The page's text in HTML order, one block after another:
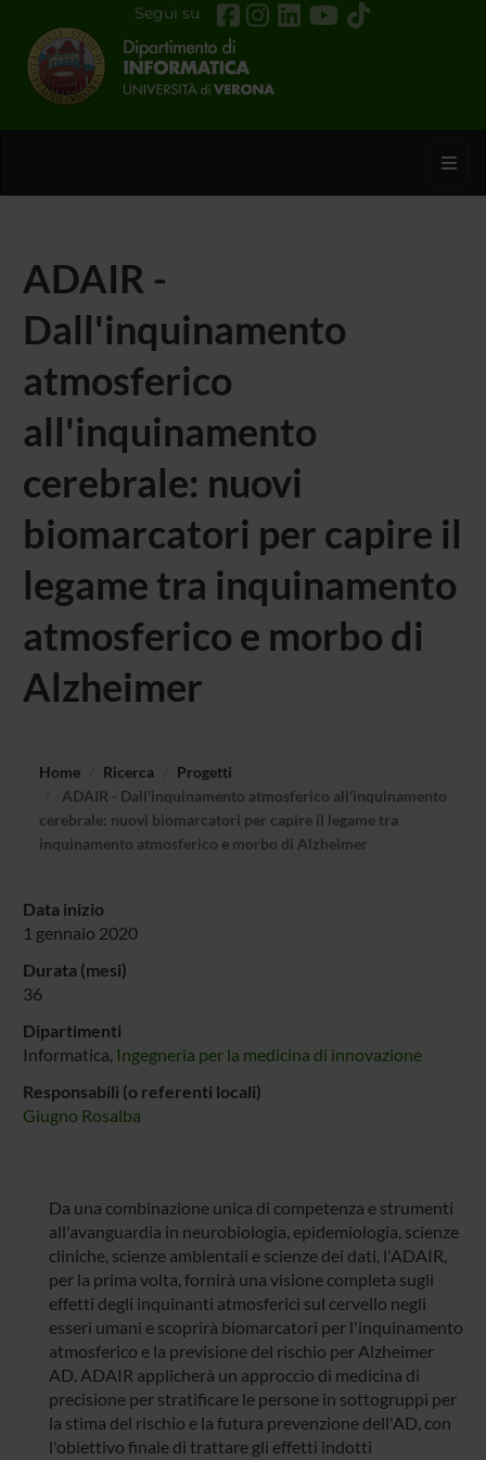
Segui su
ADAIR -
Dall'inquinamento
atmosferico
all'inquinamento
cerebrale: nuovi
biomarcatori per capire il
legame tra inquinamento
atmosferico e morbo di
Alzheimer
Home Ricerca
Progetti
ADAIR - Dall'inquinamento atmosferico all'inquinamento
cerebrale: nuovi biomarcatori per capire il legame tra
inquinamento atmosferico e morbo di Alzheimer
Data inizio
1 gennaio 2020
Durata (mesi)
36
Dipartimenti
Informatica, Ingegneria per la medicina di innovazione
Responsabili (o referenti locali)
Giugno Rosalba
Da una combinazione unica di competenza e strumenti
all'avanguardia in neurobiologia, epidemiologia, scienze
cliniche, scienze ambientali e scienze dei dati, l'ADAIR,
per la prima volta, fornirà una visione completa sugli
effetti degli inquinanti atmosferici sul cervello negli
esseri umani e scoprirà biomarcatori per l'inquinamento
atmosferico e la previsione del rischio per Alzheimer
AD. ADAIR applicherà un approccio di medicina di
precisione per stratificare le persone in sottogruppi per
la stima del rischio e la futura prevenzione dell'AD, con
l'obiettivo finale di trattare gli effetti indotti